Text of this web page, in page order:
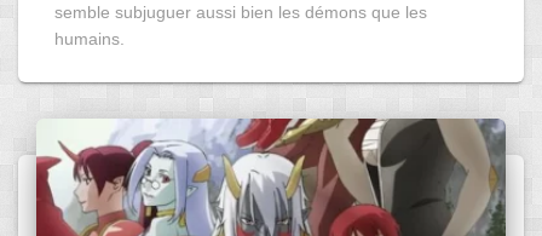
semble subjuguer aussi bien les démons que les
humains.